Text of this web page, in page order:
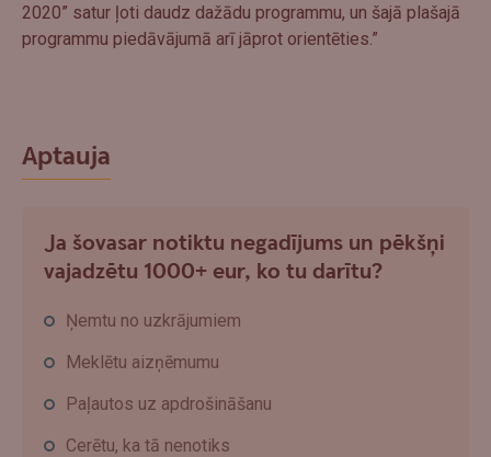
2020” satur ļoti daudz dažādu programmu, un šajā plašajā
programmu piedāvājumā arī jāprot orientēties.”
Aptauja
Ja šovasar notiktu negadījums un pēkšņi
vajadzētu 1000+ eur, ko tu darītu?
Ņemtu no uzkrājumiem
Meklētu aizņēmumu
Paļautos uz apdrošināšanu
Cerētu, ka tā nenotiks